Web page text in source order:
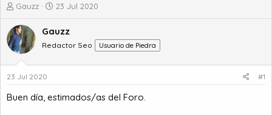
A
t
o
r
d
e
Gauzz
F
c
d
n
23 Jul 2020
Gauzz
Redactor Seo Usuario de Piedra
23 Jul 2020 #1
Buen día, estimados/as del Foro.